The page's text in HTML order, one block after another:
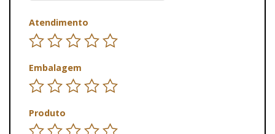
Atendimento
Embalagem
Produto